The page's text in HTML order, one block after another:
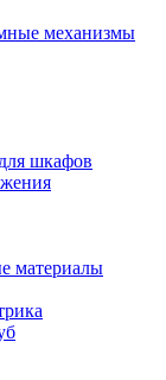
механизмы
шкафов
материалы